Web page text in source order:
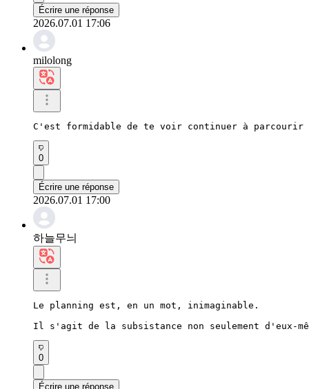
Écrire une réponse
2026.07.01 17:06
milolong
C'est formidable de te voir continuer à
0
Écrire une réponse
2026.07.01 17:00
하늘무늬
Le planning est, en un mot, inimaginable.
Il s'agit de la subsistance non seulement d'eux-
0
Écrire une réponse